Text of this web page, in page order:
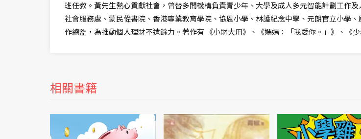
班任教。黃先生熱心貢獻社會，曾替多間機構負責青少年、大學及成人多元智能計劃工作
社會服務處、蒙民偉書院、香港專業教育學院、協恩小學、林護紀念中學、元朗官立小學
作總監，為推動個人理財不遺餘力。著作有 《小財大用》、《媽媽：「我愛你。」》、《少
相關書籍